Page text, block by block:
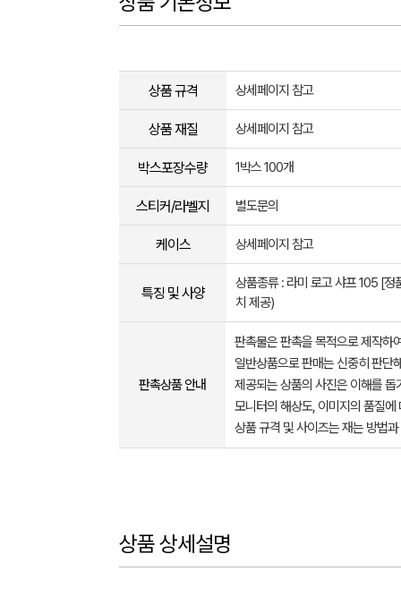
상품 규격 상세페이지 참고
상품 재질 상세페이지 참고
박스포장수량 1박스 100개
스티커/라벨지 별도문의
케이스 상세페이지 참고
특징 및 사양
상품종류 : 라미 로고 샤프 105 [정
치 제공)
판촉상품 안내
판촉물은 판촉을 목적으로 제작하
일반상품으로 판매는 신중히 판단
제공되는 상품의 사진은 이해를
모니터의 해상도, 이미지의 품질
상품 규격 및 사이즈는 재는 방법
상품 상세설명